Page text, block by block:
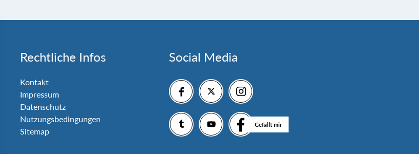
Rechtliche Infos
Kontakt
Impressum
Datenschutz
Nutzungsbedingungen
Sitemap
Social Media
Gefällt mir